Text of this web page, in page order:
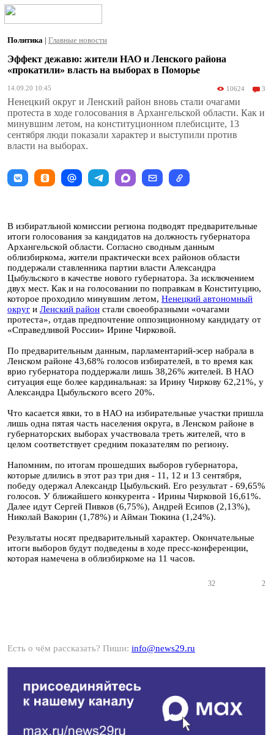
Политика | Главные новости
Эффект дежавю: жители НАО и Ленского района
«прокатили» власть на выборах в Поморье
14.09.20 10:45 10624 3
Ненецкий округ и Ленский район вновь стали очагами
протеста в ходе голосования в Архангельской области. Как и
минувшим летом, на конституционном плебисците, 13
сентября люди показали характер и выступили против
власти на выборах.
В избиратльной комиссии региона подводят предварительные
итоги голосования за кандидатов на должность губернатора
Архангельской области. Согласно сводным данным
облизбиркома, жители практически всех районов области
поддержали ставленника партии власти Александра
Цыбульского в качестве нового губернатора. За исключением
двух мест. Как и на голосовании по поправкам в Конституцию,
которое проходило минувшим летом, Ненецкий автономный
округ и Ленский район стали своеобразными «очагами
протеста», отдав предпочтение оппозиционному кандидату от
«Справедливой России» Ирине Чирковой.
По предварительным данным, парламентарий-эсер набрала в
Ленском районе 43,68% голосов избирателей, в то время как
врио губернатора поддержали лишь 38,26% жителей. В НАО
ситуация еще более кардинальная: за Ирину Чиркову 62,21%, у
Александра Цыбульского всего 20%.
Что касается явки, то в НАО на избирательные участки пришла
лишь одна пятая часть населения округа, в Ленском районе в
губернаторских выборах участвовала треть жителей, что в
целом соответствует средним показателям по региону.
Напомним, по итогам прошедших выборов губернатора,
которые длились в этот раз три дня - 11, 12 и 13 сентября,
победу одержал Александр Цыбульский. Его результат - 69,65%
голосов. У ближайшего конкурента - Ирины Чирковой 16,61%.
Далее идут Сергей Пивков (6,75%), Андрей Есипов (2,13%),
Николай Вакорин (1,78%) и Айман Тюкина (1,24%).
Результаты носят предварительный характер. Окончательные
итоги выборов будут подведены в ходе пресс-конференции,
которая намечена в облизбиркоме на 11 часов.
32 2
Есть о чём рассказать? Пиши: info@news29.ru